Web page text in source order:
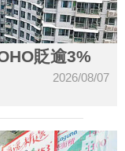
貶逾3%
2026/08/07